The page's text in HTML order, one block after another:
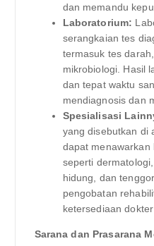
dan memandu
Laboratorium:
serangkaian tes
termasuk tes
mikrobiologi. Hasil
dan tepat waktu
mendiagnosis dan
Spesialisasi
yang disebutkan di
dapat menawarkan
seperti
hidung, dan
pengobatan
ketersediaan dokter
Sarana dan Prasarana